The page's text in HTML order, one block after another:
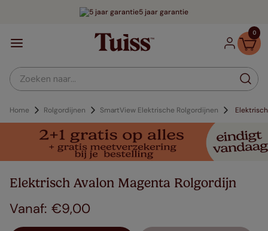
5 jaar garantie
0
Zoeken naar...
Home Rolgordijnen SmartView Elektrische Rolgordijnen
Elektrisch Avalon Magenta Rolgordijn
€9,00